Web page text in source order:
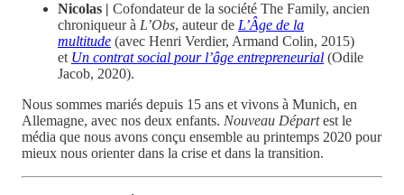
Nicolas | Cofondateur de la société The Family, ancien
chroniqueur à L’Obs, auteur de L’Âge de la
multitude (avec Henri Verdier, Armand Colin, 2015)
et Un contrat social pour l’âge entrepreneurial (Odile
Jacob, 2020).
Nous sommes mariés depuis 15 ans et vivons à Munich, en
Allemagne, avec nos deux enfants. Nouveau Départest le
média que nous avons conçu ensemble au printemps 2020 pour
mieux nous orienter dans la crise et dans la transition.